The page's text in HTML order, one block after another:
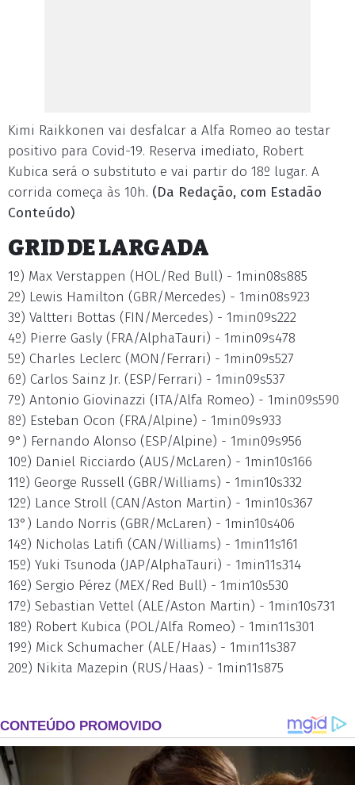
Kimi Raikkonen vai desfalcar a Alfa Romeo ao testar
positivo para Covid-19. Reserva imediato, Robert
Kubica será o substituto e vai partir do 18º lugar. A
corrida começa às 10h. (Da Redação, com Estadão
Conteúdo)
GRID DE LARGADA
1º) Max Verstappen (HOL/Red Bull) - 1min08s885
2º) Lewis Hamilton (GBR/Mercedes) - 1min08s923
3º) Valtteri Bottas (FIN/Mercedes) - 1min09s222
4º) Pierre Gasly (FRA/AlphaTauri) - 1min09s478
5º) Charles Leclerc (MON/Ferrari) - 1min09s527
6º) Carlos Sainz Jr. (ESP/Ferrari) - 1min09s537
7º) Antonio Giovinazzi (ITA/Alfa Romeo) - 1min09s590
8º) Esteban Ocon (FRA/Alpine) - 1min09s933
9°) Fernando Alonso (ESP/Alpine) - 1min09s956
10º) Daniel Ricciardo (AUS/McLaren) - 1min10s166
11º) George Russell (GBR/Williams) - 1min10s332
12º) Lance Stroll (CAN/Aston Martin) - 1min10s367
13°) Lando Norris (GBR/McLaren) - 1min10s406
14º) Nicholas Latifi (CAN/Williams) - 1min11s161
15º) Yuki Tsunoda (JAP/AlphaTauri) - 1min11s314
16º) Sergio Pérez (MEX/Red Bull) - 1min10s530
17º) Sebastian Vettel (ALE/Aston Martin) - 1min10s731
18º) Robert Kubica (POL/Alfa Romeo) - 1min11s301
19º) Mick Schumacher (ALE/Haas) - 1min11s387
20º) Nikita Mazepin (RUS/Haas) - 1min11s875